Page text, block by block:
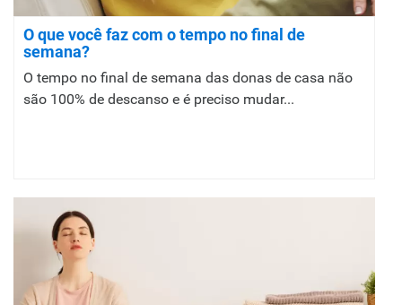
O que você faz com o tempo no final de
semana?
O tempo no final de semana das donas de casa não
são 100% de descanso e é preciso mudar...